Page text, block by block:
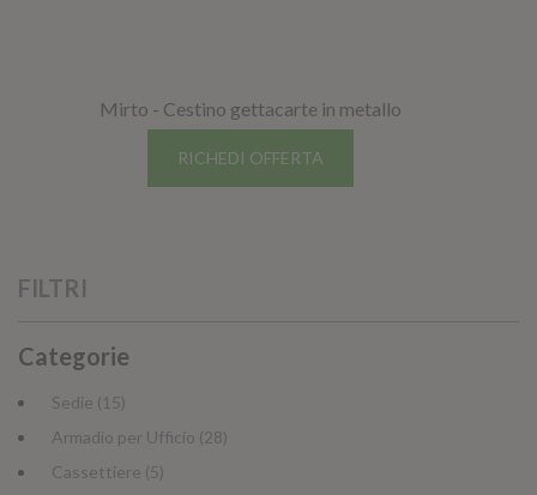
Mirto - Cestino gettacarte in metallo
RICHEDI OFFERTA
FILTRI
Categorie
Sedie (15)
Armadio per Ufficio (28)
Cassettiere (5)